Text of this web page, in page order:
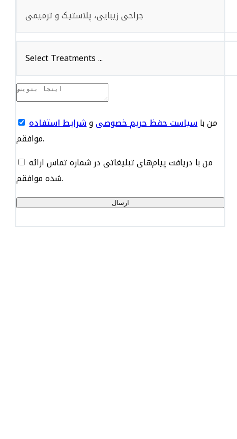
جراحی زیبایی، پلاستیک و ترمیمی
Select Treatments ...
من باسیاست حفظ حریم خصوصیوشرایط استفاده
موافقم.
من با دریافت پیام‌های تبلیغاتی در شماره تماس ارائه
شده موافقم.
ارسال